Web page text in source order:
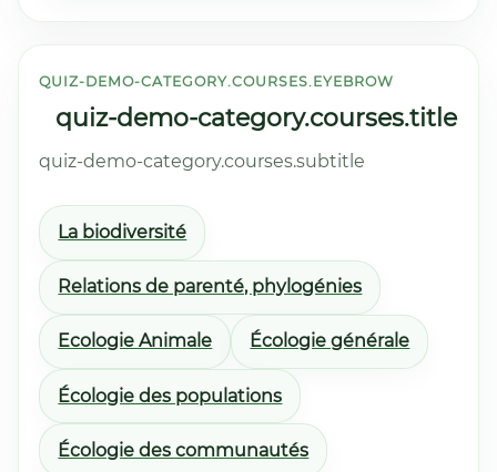
QUIZ-DEMO-CATEGORY.COURSES.EYEBROW
quiz-demo-category.courses.title
quiz-demo-category.courses.subtitle
La biodiversité
Relations de parenté, phylogénies
Ecologie Animale Écologie générale
Écologie des populations
Écologie des communautés